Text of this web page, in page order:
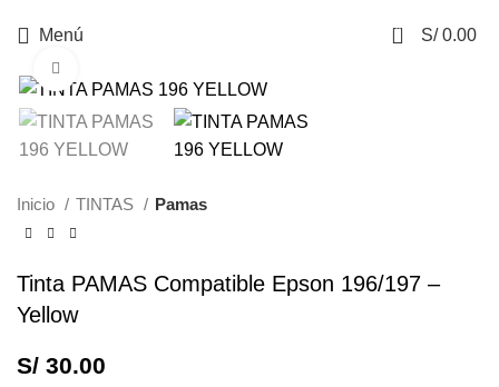
Menú 0 S/0.00
Inicio TINTAS Pamas
Tinta PAMAS Compatible Epson 196/197 –
Yellow
S/ 30.00